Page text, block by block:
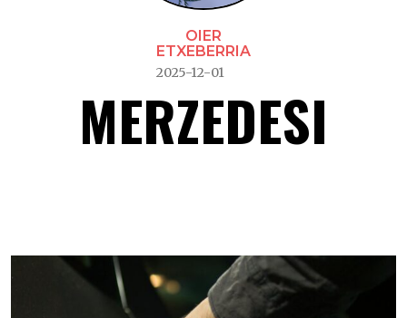
OIER
ETXEBERRIA
2025-12-01
MERZEDESI